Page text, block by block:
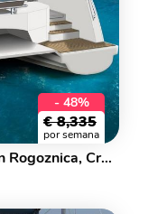
- 48%
€ 8,335
por semana
Excelente catamarán en alquiler en Rogoznica, Croacia. Alquiler de yates para 12.